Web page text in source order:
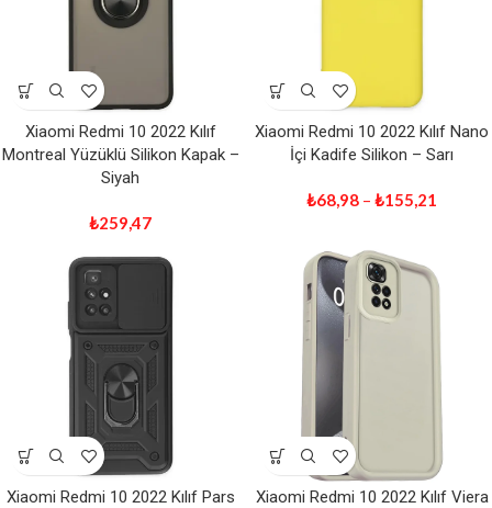
Xiaomi Redmi 10 2022 Kılıf
Montreal Yüzüklü Silikon Kapak –
Siyah
₺259,47
Xiaomi Redmi 10 2022 Kılıf Nano
İçi Kadife Silikon – Sarı
₺68,98 – ₺155,21
Xiaomi Redmi 10 2022 Kılıf Pars
Xiaomi Redmi 10 2022 Kılıf Viera